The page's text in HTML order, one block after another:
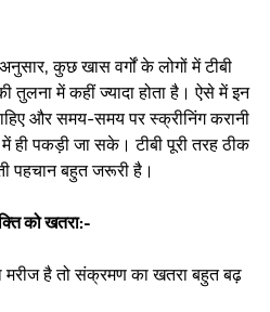
कुछ खास वर्गों के लोगों में टीबी
तुलना में कहीं ज्यादा होता है। ऐसे में इन
और समय-समय पर स्क्रीनिंग करानी
ही पकड़ी जा सके। टीबी पूरी तरह ठीक
पहचान बहुत जरूरी है।
को खतरा:-
मरीज है तो संक्रमण का खतरा बहुत बढ़